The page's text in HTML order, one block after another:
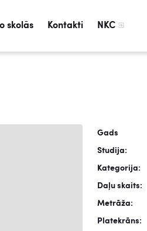
skolās Kontakti NKC
Gads
Studija:
Kategorija:
Daļu skaits:
Metrāža:
Platekrāns: